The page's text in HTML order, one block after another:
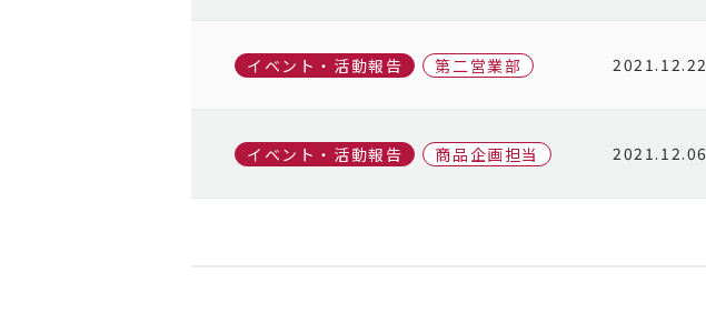
イベント・活動報告 第二営業部 2021.12.22
イベント・活動報告 商品企画担当 2021.12.06